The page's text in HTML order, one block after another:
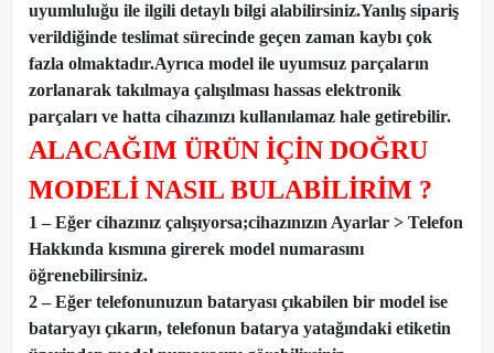
uyumluluğu ile ilgili detaylı bilgi alabilirsiniz.Yanlış sipariş
verildiğinde teslimat sürecinde geçen zaman kaybı çok
fazla olmaktadır.Ayrıca model ile uyumsuz parçaların
zorlanarak takılmaya çalışılması hassas elektronik
parçaları ve hatta cihazınızı kullanılamaz hale getirebilir.
ALACAĞIM ÜRÜN İÇİN DOĞRU
MODELİ NASIL BULABİLİRİM ?
1 – Eğer cihazınız çalışıyorsa;cihazınızın Ayarlar > Telefon
Hakkında kısmına girerek model numarasını
öğrenebilirsiniz.
2 – Eğer telefonunuzun bataryası çıkabilen bir model ise
bataryayı çıkarın, telefonun batarya yatağındaki etiketin